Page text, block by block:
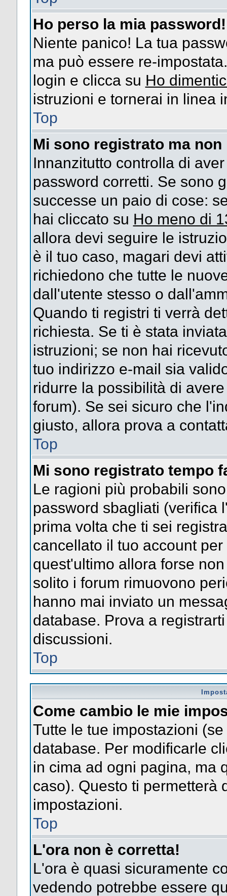
Ho perso la mia password!
Niente panico! La tua
ma può essere re-
login e clicca su Ho
istruzioni e tornerai in linea
Top
Mi sono registrato ma
Innanzitutto controlla di
password corretti. Se sono
successe un paio di cose:
hai cliccato su Ho meno di
allora devi seguire le
è il tuo caso, magari devi
richiedono che tutte le
dall'utente stesso o
Quando ti registri ti verrà
richiesta. Se ti è stata
istruzioni; se non hai
tuo indirizzo e-mail sia
ridurre la possibilità di
forum). Se sei sicuro che
giusto, allora prova a
Top
Mi sono registrato tempo
Le ragioni più probabili
password sbagliati (verifica
prima volta che ti sei
cancellato il tuo account
quest'ultimo allora forse
solito i forum rimuovono
hanno mai inviato un
database. Prova a
discussioni.
Top
Come cambio le mie
Tutte le tue impostazioni
database. Per modificarle
in cima ad ogni pagina, ma
caso). Questo ti permetterà
impostazioni.
Top
L'ora non è corretta!
L'ora è quasi sicuramente
vedendo potrebbe essere